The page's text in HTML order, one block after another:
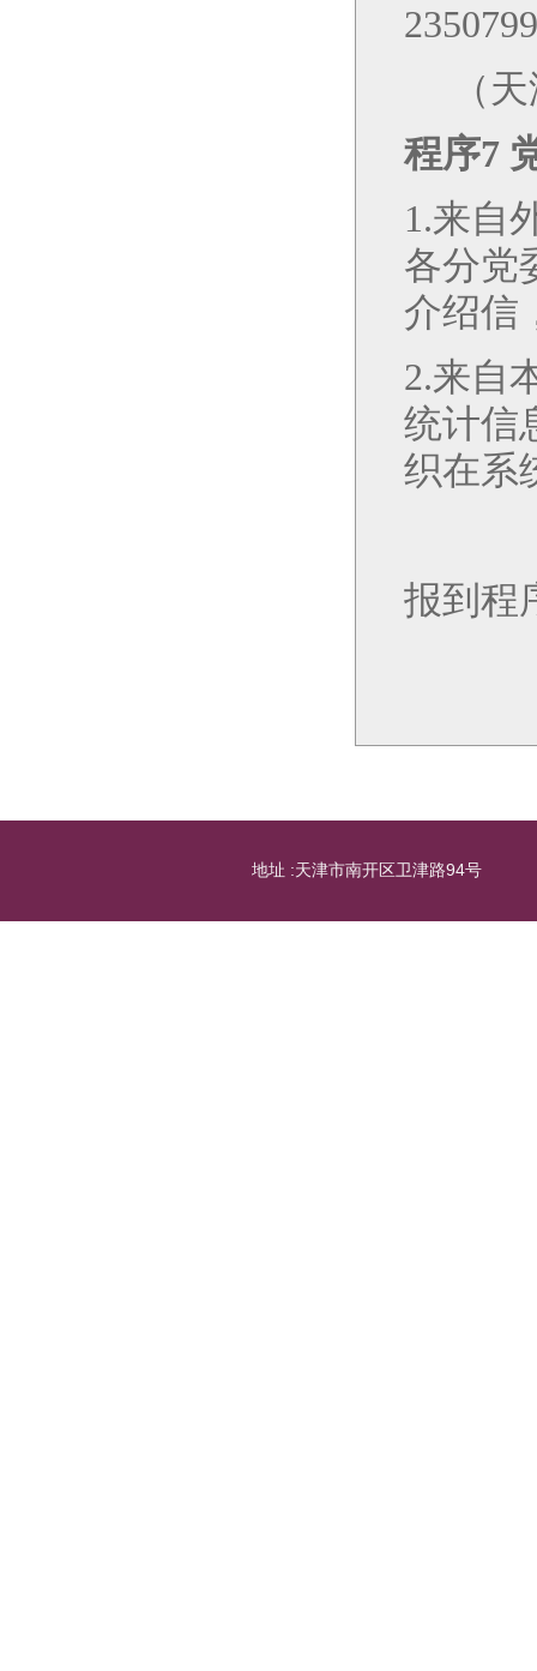
（
程序7
1.来自
各分党
介绍信
2.来自
统计信
织在系
报到程
地址 :天津市南开区卫津路94号